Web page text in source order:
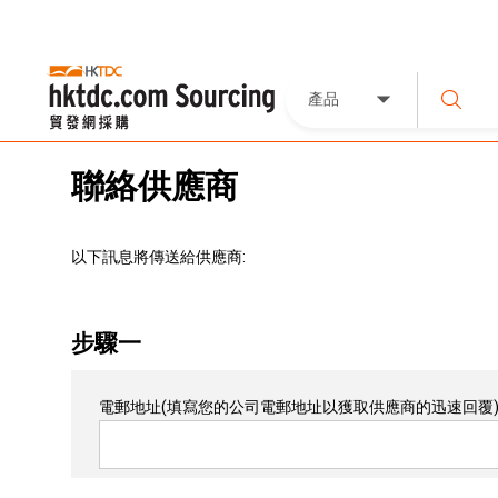
產品
聯絡供應商
以下訊息將傳送給供應商:
步驟一
電郵地址(填寫您的公司電郵地址以獲取供應商的迅速回覆)